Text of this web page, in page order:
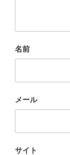
名前
メール
サイト